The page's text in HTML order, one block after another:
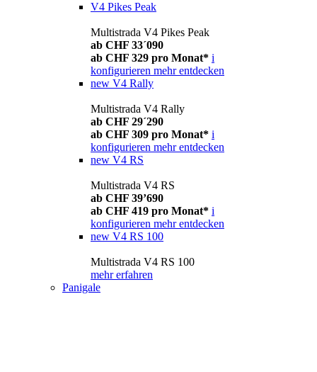
V4 Pikes Peak
Multistrada V4 Pikes Peak
ab CHF 33´090
ab CHF 329 pro Monat* i
konfigurieren mehr entdecken
new V4 Rally
Multistrada V4 Rally
ab CHF 29´290
ab CHF 309 pro Monat* i
konfigurieren mehr entdecken
new V4 RS
Multistrada V4 RS
ab CHF 39’690
ab CHF 419 pro Monat* i
konfigurieren mehr entdecken
new V4 RS 100
Multistrada V4 RS 100
mehr erfahren
Panigale